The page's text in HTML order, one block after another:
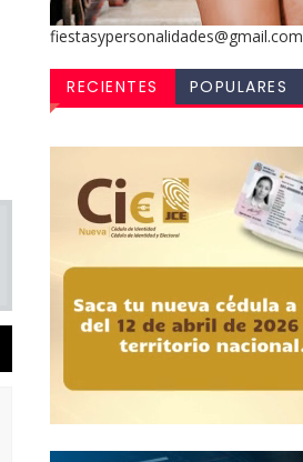
fiestasypersonalidades@gmail.com
RECIENTES POPULARES